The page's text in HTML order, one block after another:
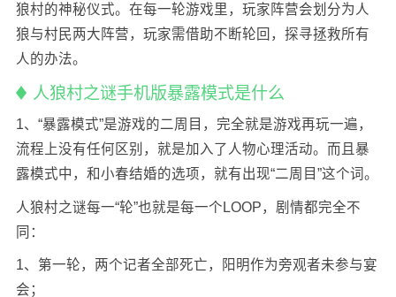
狼村的神秘仪式。在每一轮游戏里，玩家阵营会划分为人
狼与村民两大阵营，玩家需借助不断轮回，探寻拯救所有
人的办法。
人狼村之谜手机版暴露模式是什么
1、“暴露模式”是游戏的二周目，完全就是游戏再玩一遍，
流程上没有任何区别，就是加入了人物心理活动。而且暴
露模式中，和小春结婚的选项，就有出现“二周目”这个词。
人狼村之谜每一“轮”也就是每一个LOOP，剧情都完全不
同：
1、第一轮，两个记者全部死亡，阳明作为旁观者未参与宴
会；